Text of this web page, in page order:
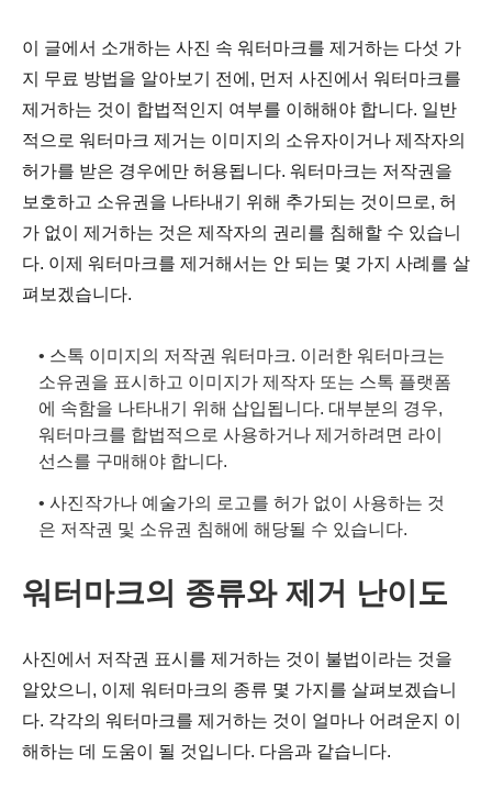
이 글에서 소개하는 사진 속 워터마크를 제거하는 다섯 가
지 무료 방법을 알아보기 전에, 먼저 사진에서 워터마크를
제거하는 것이 합법적인지 여부를 이해해야 합니다. 일반
적으로 워터마크 제거는 이미지의 소유자이거나 제작자의
허가를 받은 경우에만 허용됩니다. 워터마크는 저작권을
보호하고 소유권을 나타내기 위해 추가되는 것이므로, 허
가 없이 제거하는 것은 제작자의 권리를 침해할 수 있습니
다. 이제 워터마크를 제거해서는 안 되는 몇 가지 사례를 살
펴보겠습니다.
• 스톡 이미지의 저작권 워터마크. 이러한 워터마크는
소유권을 표시하고 이미지가 제작자 또는 스톡 플랫폼
에 속함을 나타내기 위해 삽입됩니다. 대부분의 경우,
워터마크를 합법적으로 사용하거나 제거하려면 라이
선스를 구매해야 합니다.
• 사진작가나 예술가의 로고를 허가 없이 사용하는 것
은 저작권 및 소유권 침해에 해당될 수 있습니다.
워터마크의 종류와 제거 난이도
사진에서 저작권 표시를 제거하는 것이 불법이라는 것을
알았으니, 이제 워터마크의 종류 몇 가지를 살펴보겠습니
다. 각각의 워터마크를 제거하는 것이 얼마나 어려운지 이
해하는 데 도움이 될 것입니다. 다음과 같습니다.